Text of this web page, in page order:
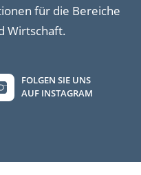
für die Bereiche
Wirtschaft.
FOLGEN SIE UNS
AUF INSTAGRAM